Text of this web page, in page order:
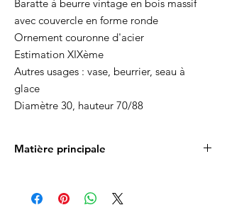
Baratte à beurre vintage en bois massif
avec couvercle en forme ronde
Ornement couronne d'acier
Estimation XIXème
Autres usages : vase, beurrier, seau à
glace
Diamètre 30, hauteur 70/88
Matière principale